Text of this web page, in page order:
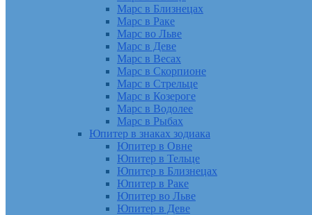
Марс в Близнецах
Марс в Раке
Марс во Льве
Марс в Деве
Марс в Весах
Марс в Скорпионе
Марс в Стрельце
Марс в Козероге
Марс в Водолее
Марс в Рыбах
Юпитер в знаках зодиака
Юпитер в Овне
Юпитер в Тельце
Юпитер в Близнецах
Юпитер в Раке
Юпитер во Льве
Юпитер в Деве